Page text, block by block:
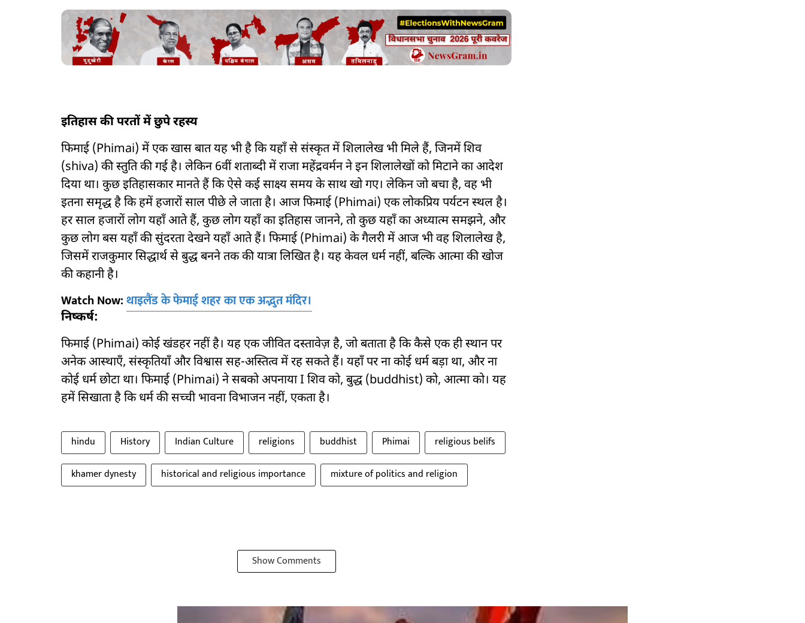
इतिहास की परतों में छुपे रहस्य
फिमाई (Phimai) में एक खास बात यह भी है कि यहाँ से संस्कृत में शिलालेख भी मिले हैं, जिनमें शिव
(shiva) की स्तुति की गई है। लेकिन 6वीं शताब्दी में राजा महेंद्रवर्मन ने इन शिलालेखों को मिटाने का आदेश
दिया था। कुछ इतिहासकार मानते हैं कि ऐसे कई साक्ष्य समय के साथ खो गए। लेकिन जो बचा है, वह भी
इतना समृद्ध है कि हमें हजारों साल पीछे ले जाता है। आज फिमाई (Phimai) एक लोकप्रिय पर्यटन स्थल है।
हर साल हजारों लोग यहाँ आते हैं, कुछ लोग यहाँ का इतिहास जानने, तो कुछ यहाँ का अध्यात्म समझने, और
कुछ लोग बस यहाँ की सुंदरता देखने यहाँ आते हैं। फिमाई (Phimai) के गैलरी में आज भी वह शिलालेख है,
जिसमें राजकुमार सिद्धार्थ से बुद्ध बनने तक की यात्रा लिखित है। यह केवल धर्म नहीं, बल्कि आत्मा की खोज
की कहानी है।
Watch Now:थाइलैंड के फेमाई शहर का एक अद्भुत मंदिर।
निष्कर्ष:
फिमाई (Phimai) कोई खंडहर नहीं है। यह एक जीवित दस्तावेज़ है, जो बताता है कि कैसे एक ही स्थान पर
अनेक आस्थाएँ, संस्कृतियाँ और विश्वास सह-अस्तित्व में रह सकते हैं। यहाँ पर ना कोई धर्म बड़ा था, और ना
कोई धर्म छोटा था। फिमाई (Phimai) ने सबको अपनाया I शिव को, बुद्ध (buddhist) को, आत्मा को। यह
हमें सिखाता है कि धर्म की सच्ची भावना विभाजन नहीं, एकता है।
hindu History Indian Culture religions buddhist Phimai
religious belifs
khamer dynesty
historical and religious importance mixture of politics and religion
Show Comments